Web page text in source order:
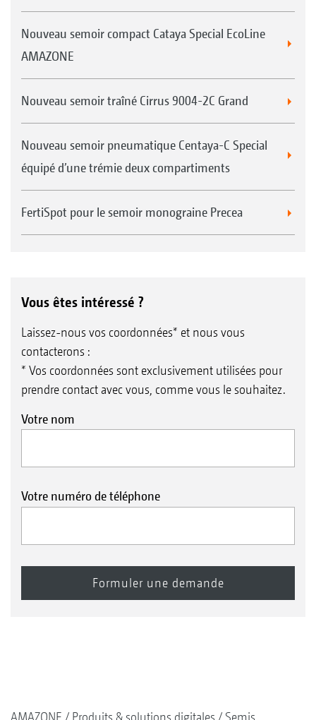
Nouveau semoir compact Cataya Special EcoLine
AMAZONE
Nouveau semoir traîné Cirrus 9004-2C Grand
Nouveau semoir pneumatique Centaya-C Special
équipé d’une trémie deux compartiments
FertiSpot pour le semoir monograine Precea
Vous êtes intéressé ?
Laissez-nous vos coordonnées* et nous vous
contacterons :
* Vos coordonnées sont exclusivement utilisées pour
prendre contact avec vous, comme vous le souhaitez.
Votre nom
Votre numéro de téléphone
AMAZONE Produits & solutions digitales
Semis